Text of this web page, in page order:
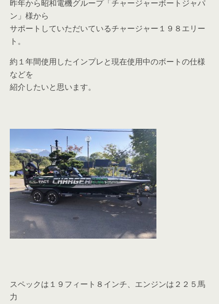
昨年から昭和電機グループ「チャージャーボートジャパ
ン」様から
サポートしていただいているチャージャー１９８エリー
ト。
約１年間使用したインプレと現在使用中のボートの仕様
などを
紹介したいと思います。
スペックは１９フィート８インチ、エンジンは２２５馬
力